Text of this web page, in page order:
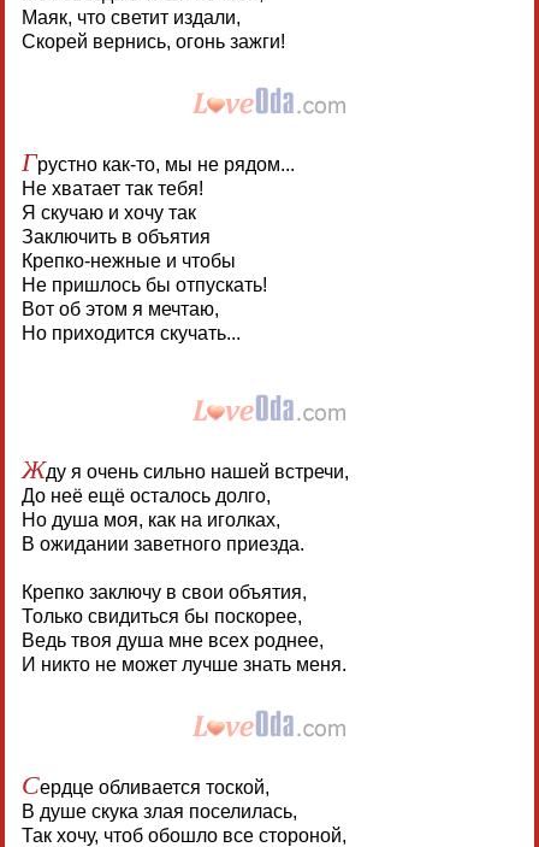
Маяк, что светит издали,
Скорей вернись, огонь зажги!
Грустно как-то, мы не рядом...
Не хватает так тебя!
Я скучаю и хочу так
Заключить в объятия
Крепко-нежные и чтобы
Не пришлось бы отпускать!
Вот об этом я мечтаю,
Но приходится скучать...
Жду я очень сильно нашей встречи,
До неё ещё осталось долго,
Но душа моя, как на иголках,
В ожидании заветного приезда.
Крепко заключу в свои объятия,
Только свидиться бы поскорее,
Ведь твоя душа мне всех роднее,
И никто не может лучше знать меня.
Сердце обливается тоской,
В душе скука злая поселилась,
Так хочу, чтоб обошло все стороной,